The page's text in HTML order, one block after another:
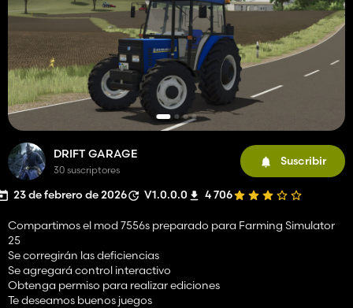
DRIFT GARAGE
30 suscriptores
Suscribir
23 de febrero de 2026 V1.0.0.0 4 706
Compartimos el mod 7556s preparado para Farming Simulator
25
Se corregirán las deficiencias
Se agregará control interactivo
Obtenga permiso para realizar ediciones
Te deseamos buenos juegos